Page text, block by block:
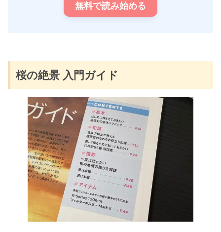
無料で読み始める
桜の絶景 入門ガイド